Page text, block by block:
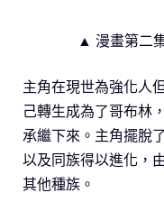
▲ 漫畫第二
主角在現世為強化人
己轉生成為了哥布林
承繼下來。主角擺脫
以及同族得以進化，
其他種族。